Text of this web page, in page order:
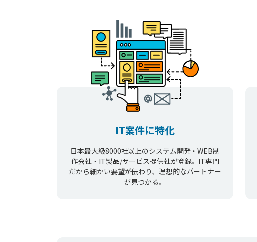
IT案件に特化
日本最大級8000社以上のシステム開発・WEB制
作会社・IT製品/サービス提供社が登録。IT専門
だから細かい要望が伝わり、理想的なパートナー
が見つかる。